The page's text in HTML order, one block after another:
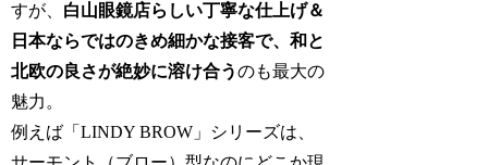
すが、 白山眼鏡店らしい丁寧な仕上げ＆
日本ならではのきめ細かな接客で、和と
北欧の良さが絶妙に溶け合うのも最大の
魅力。
例えば「LINDY BROW」シリーズは、